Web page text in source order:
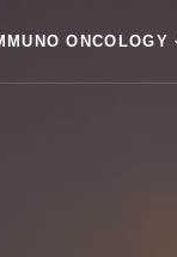
ONCOLOGY